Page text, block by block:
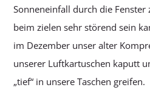
Sonneneinfall durch die
beim zielen sehr störend sein
im Dezember unser alter
unserer Luftkartuschen kaputt
„tief“ in unsere Taschen greifen.